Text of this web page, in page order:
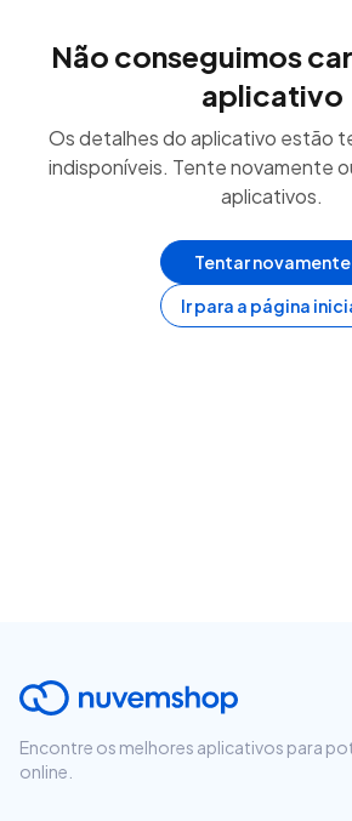
Não conseguimos
aplicativo
Os detalhes do aplicativo estão
indisponíveis. Tente novamente
aplicativos.
Tentar novamente
Ir para a página
Encontre os melhores aplicativos para
online.